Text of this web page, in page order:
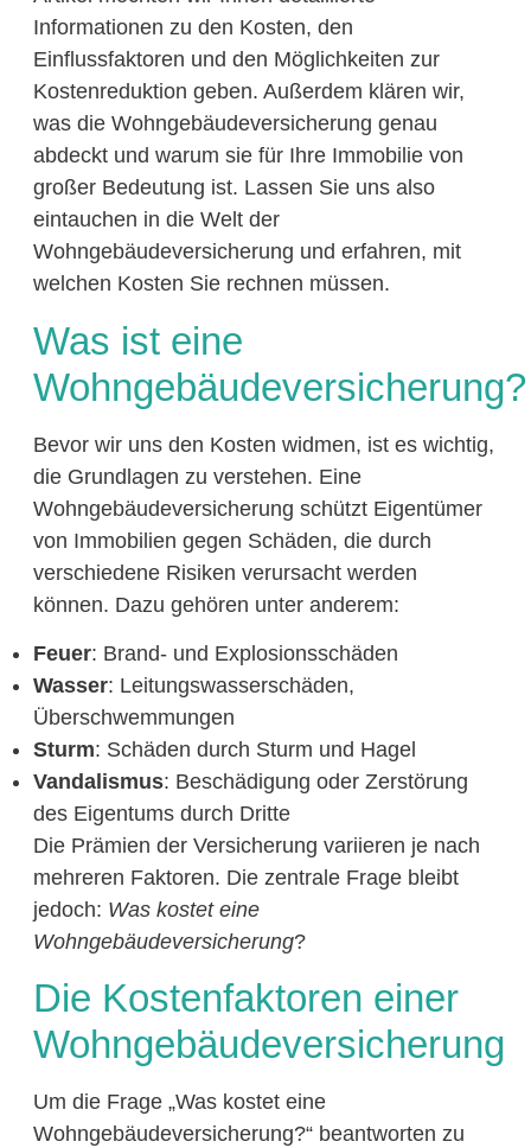
Informationen zu den Kosten, den
Einflussfaktoren und den Möglichkeiten zur
Kostenreduktion geben. Außerdem klären wir,
was die Wohngebäudeversicherung genau
abdeckt und warum sie für Ihre Immobilie von
großer Bedeutung ist. Lassen Sie uns also
eintauchen in die Welt der
Wohngebäudeversicherung und erfahren, mit
welchen Kosten Sie rechnen müssen.
Was ist eine
Wohngebäudeversicherung?
Bevor wir uns den Kosten widmen, ist es wichtig,
die Grundlagen zu verstehen. Eine
Wohngebäudeversicherung schützt Eigentümer
von Immobilien gegen Schäden, die durch
verschiedene Risiken verursacht werden
können. Dazu gehören unter anderem:
Feuer: Brand- und Explosionsschäden
Wasser: Leitungswasserschäden,
Überschwemmungen
Sturm: Schäden durch Sturm und Hagel
Vandalismus: Beschädigung oder Zerstörung
des Eigentums durch Dritte
Die Prämien der Versicherung variieren je nach
mehreren Faktoren. Die zentrale Frage bleibt
jedoch: Was kostet eine
Wohngebäudeversicherung?
Die Kostenfaktoren einer
Wohngebäudeversicherung
Um die Frage „Was kostet eine
Wohngebäudeversicherung?“ beantworten zu